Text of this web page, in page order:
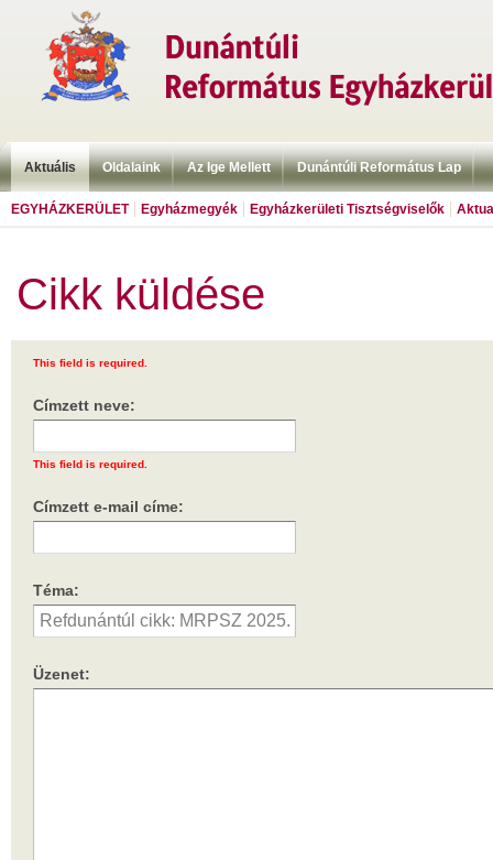
Aktuális Oldalaink Az Ige Mellett Dunántúli Református Lap
EGYHÁZKERÜLET Egyházmegyék Egyházkerületi Tisztségviselők
Cikk küldése
This field is required.
Címzett neve:
This field is required.
Címzett e-mail címe:
Téma:
Üzenet: